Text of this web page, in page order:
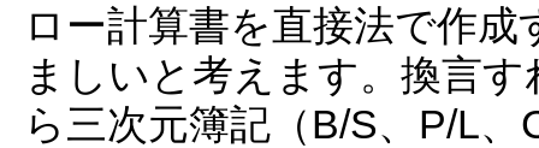
ロー計算書を直接法で作
ましいと考えます。換言
ら三次元簿記（B/S、P/L